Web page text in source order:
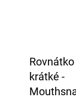
Rovnátko
krátké -